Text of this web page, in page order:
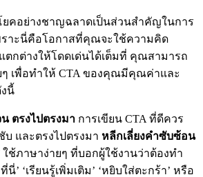
ยคอย่างชาญฉลาดเป็นส่วนสำคัญในการ
พราะนี่คือโอกาสที่คุณจะใช้ความคิด
ตกต่างให้โดดเด่นได้เต็มที่ คุณสามารถ
ๆ เพื่อทำให้ CTA ของคุณมีคุณค่าและ
นี้
ตรงไปตรงมา การเขียน CTA ที่ดีควร
บ และตรงไปตรงมา หลีกเลี่ยงคำซับซ้อน
ใช้ภาษาง่ายๆ ที่บอกผู้ใช้งานว่าต้องทำ
นี่’ ‘เรียนรู้เพิ่มเติม’ ‘หยิบใส่ตะกร้า’ หรือ